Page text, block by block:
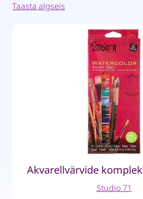
Taasta algseis
Akvarellvärvide
Studio 71